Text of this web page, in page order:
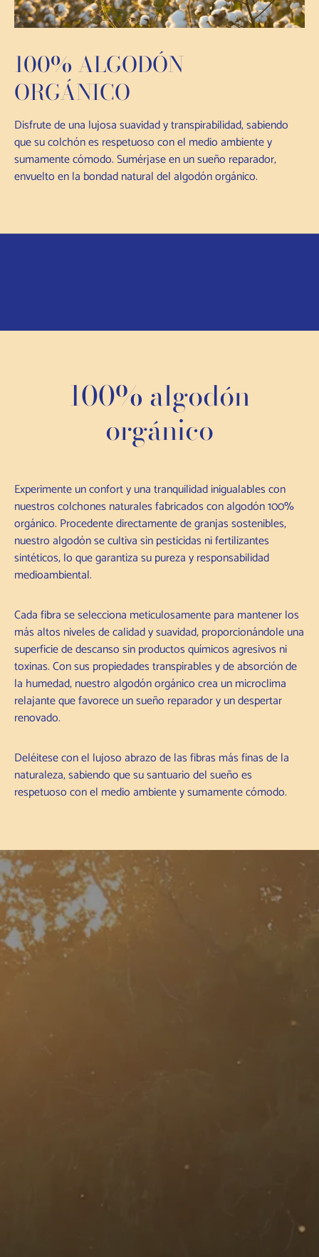
100% ALGODÓN
ORGÁNICO
Disfrute de una lujosa suavidad y transpirabilidad, sabiendo
que su colchón es respetuoso con el medio ambiente y
sumamente cómodo. Sumérjase en un sueño reparador,
envuelto en la bondad natural del algodón orgánico.
100% algodón
orgánico
Experimente un confort y una tranquilidad inigualables con
nuestros colchones naturales fabricados con algodón 100%
orgánico. Procedente directamente de granjas sostenibles,
nuestro algodón se cultiva sin pesticidas ni fertilizantes
sintéticos, lo que garantiza su pureza y responsabilidad
medioambiental.
Cada fibra se selecciona meticulosamente para mantener los
más altos niveles de calidad y suavidad, proporcionándole una
superficie de descanso sin productos químicos agresivos ni
toxinas. Con sus propiedades transpirables y de absorción de
la humedad, nuestro algodón orgánico crea un microclima
relajante que favorece un sueño reparador y un despertar
renovado.
Deléitese con el lujoso abrazo de las fibras más finas de la
naturaleza, sabiendo que su santuario del sueño es
respetuoso con el medio ambiente y sumamente cómodo.